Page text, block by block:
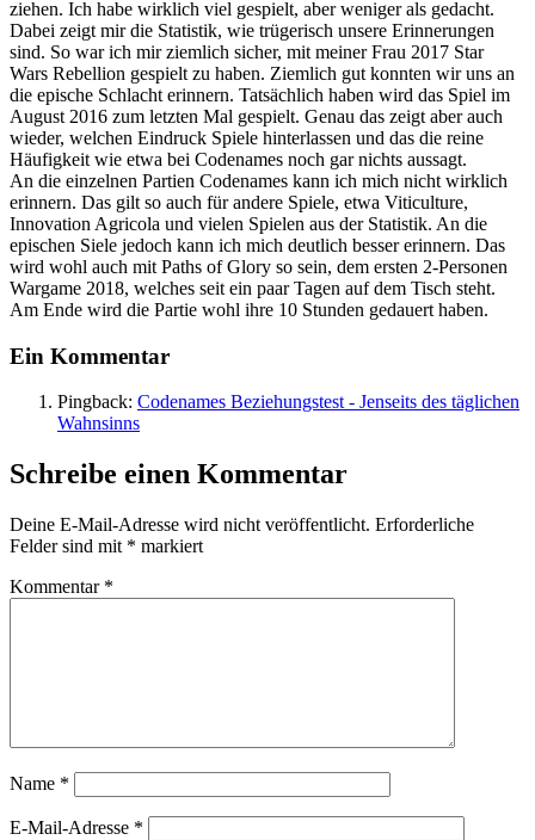
ziehen. Ich habe wirklich viel gespielt, aber weniger als gedacht.
Dabei zeigt mir die Statistik, wie trügerisch unsere Erinnerungen
sind. So war ich mir ziemlich sicher, mit meiner Frau 2017 Star
Wars Rebellion gespielt zu haben. Ziemlich gut konnten wir uns an
die epische Schlacht erinnern. Tatsächlich haben wird das Spiel im
August 2016 zum letzten Mal gespielt. Genau das zeigt aber auch
wieder, welchen Eindruck Spiele hinterlassen und das die reine
Häufigkeit wie etwa bei Codenames noch gar nichts aussagt.
An die einzelnen Partien Codenames kann ich mich nicht wirklich
erinnern. Das gilt so auch für andere Spiele, etwa Viticulture,
Innovation Agricola und vielen Spielen aus der Statistik. An die
epischen Siele jedoch kann ich mich deutlich besser erinnern. Das
wird wohl auch mit Paths of Glory so sein, dem ersten 2-Personen
Wargame 2018, welches seit ein paar Tagen auf dem Tisch steht.
Am Ende wird die Partie wohl ihre 10 Stunden gedauert haben.
Ein Kommentar
Pingback: Codenames Beziehungstest - Jenseits des täglichen
Wahnsinns
Schreibe einen Kommentar
Deine E-Mail-Adresse wird nicht veröffentlicht. Erforderliche
Felder sind mit * markiert
Kommentar *
Name *
E-Mail-Adresse *